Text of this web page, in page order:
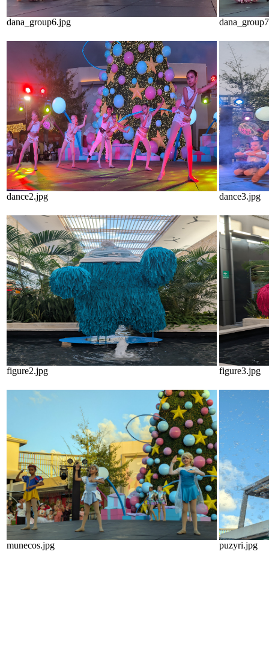
dana_group6.jpg
dance2.jpg dance3.jpg
figure2.jpg figure3.jpg
munecos.jpg puzyri.jpg